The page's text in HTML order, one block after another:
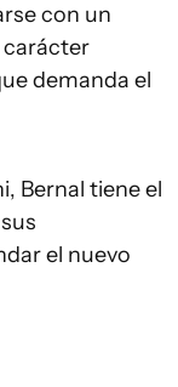
con un
demanda el
Bernal tiene el
el nuevo